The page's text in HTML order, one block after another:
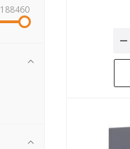
188460